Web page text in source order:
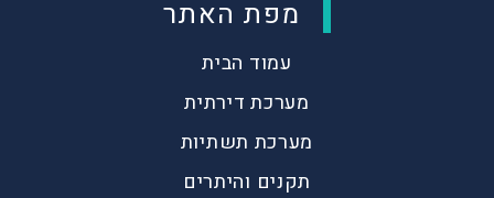
מפת האתר
עמוד הבית
מערכת דירתית
מערכת תשתיות
תקנים והיתרים